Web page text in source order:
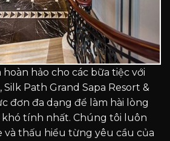
hảo cho các bữa tiệc với
Path Grand Sapa Resort &
đơn đa dạng để làm hài lòng
tính nhất. Chúng tôi luôn
và thấu hiểu từng yêu cầu của